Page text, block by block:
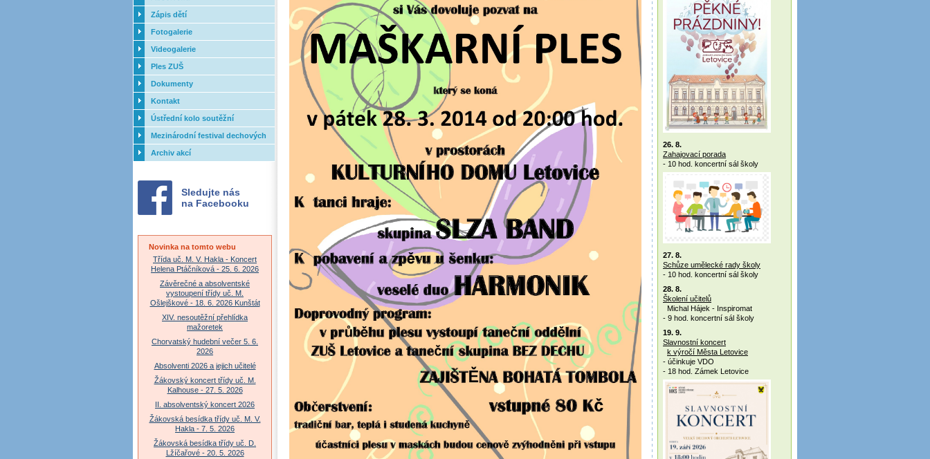
26. 8.
Zahajovací porada
- 10 hod. koncertní sál školy
27. 8.
Schůze umělecké rady školy
- 10 hod. koncertní sál školy
28. 8.
Školení učitelů
Michal Hájek - Inspiromat
- 9 hod. koncertní sál školy
19. 9.
Slavnostní koncert
k výročí Města Letovice
- účinkuje VDO
- 18 hod. Zámek Letovice
Zápis dětí
Fotogalerie
Videogalerie
Ples ZUŠ
Dokumenty
Kontakt
Ústřední kolo soutěžní
přehlídky dechových orchestrů
ZUŠ - 2017
Mezinárodní festival dechových
orchestrů - Letovice
Archiv akcí
Sledujte nás
na Facebooku
Novinka na tomto webu
Třída uč. M. V. Hakla - Koncert
Helena Ptáčníková - 25. 6. 2026
Závěrečné a absolventské
vystoupení třídy uč. M.
Ošlejškové - 18. 6. 2026 Kunštát
XIV. nesoutěžní přehlídka
mažoretek
Chorvatský hudební večer 5. 6.
2026
Absolventi 2026 a jejich učitelé
Žákovský koncert třídy uč. M.
Kalhouse - 27. 5. 2026
II. absolventský koncert 2026
Žákovská besídka třídy uč. M. V.
Hakla - 7. 5. 2026
Žákovská besídka třídy uč. D.
Lžíčařové - 20. 5. 2026